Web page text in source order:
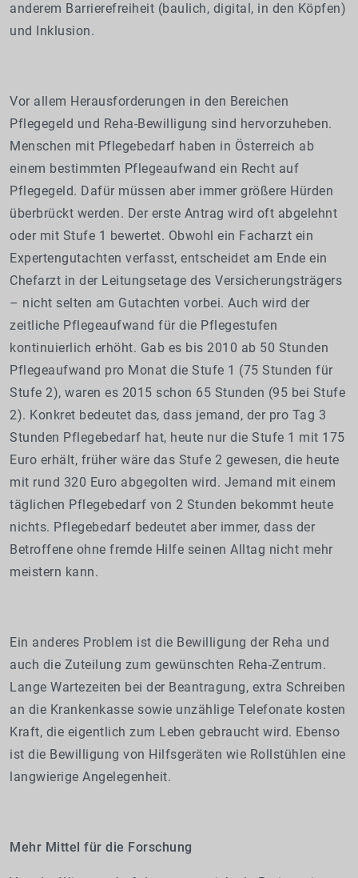
anderem Barrierefreiheit (baulich, digital, in den Köpfen)
und Inklusion.
Vor allem Herausforderungen in den Bereichen
Pflegegeld und Reha-Bewilligung sind hervorzuheben.
Menschen mit Pflegebedarf haben in Österreich ab
einem bestimmten Pflegeaufwand ein Recht auf
Pflegegeld. Dafür müssen aber immer größere Hürden
überbrückt werden. Der erste Antrag wird oft abgelehnt
oder mit Stufe 1 bewertet. Obwohl ein Facharzt ein
Expertengutachten verfasst, entscheidet am Ende ein
Chefarzt in der Leitungsetage des Versicherungsträgers
– nicht selten am Gutachten vorbei. Auch wird der
zeitliche Pflegeaufwand für die Pflegestufen
kontinuierlich erhöht. Gab es bis 2010 ab 50 Stunden
Pflegeaufwand pro Monat die Stufe 1 (75 Stunden für
Stufe 2), waren es 2015 schon 65 Stunden (95 bei Stufe
2). Konkret bedeutet das, dass jemand, der pro Tag 3
Stunden Pflegebedarf hat, heute nur die Stufe 1 mit 175
Euro erhält, früher wäre das Stufe 2 gewesen, die heute
mit rund 320 Euro abgegolten wird. Jemand mit einem
täglichen Pflegebedarf von 2 Stunden bekommt heute
nichts. Pflegebedarf bedeutet aber immer, dass der
Betroffene ohne fremde Hilfe seinen Alltag nicht mehr
meistern kann.
Ein anderes Problem ist die Bewilligung der Reha und
auch die Zuteilung zum gewünschten Reha-Zentrum.
Lange Wartezeiten bei der Beantragung, extra Schreiben
an die Krankenkasse sowie unzählige Telefonate kosten
Kraft, die eigentlich zum Leben gebraucht wird. Ebenso
ist die Bewilligung von Hilfsgeräten wie Rollstühlen eine
langwierige Angelegenheit.
Mehr Mittel für die Forschung